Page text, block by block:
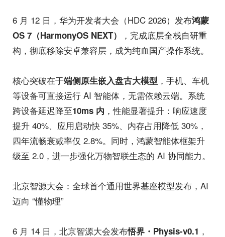
6 月 12 日，华为开发者大会（HDC 2026）发布鸿蒙
OS 7（HarmonyOS NEXT）
，完成底层全栈自研重
构，彻底移除安卓兼容层，成为纯血国产操作系统。
核心突破在于端侧原生嵌入盘古大模型 ，手机、车机
等设备可直接运行 AI 智能体，无需依赖云端。系统
跨设备延迟降至10ms 内 ，性能显著提升：响应速度
提升 40%、应用启动快 35%、内存占用降低 30%，
四年流畅衰减率仅 2.8%。同时，鸿蒙智能体框架升
级至 2.0，进一步强化万物智联生态的 AI 协同能力。
北京智源大会：全球首个通用世界基座模型发布，AI
迈向 “懂物理”
6 月 14 日，北京智源大会发布悟界・Physis-v0.1 ，